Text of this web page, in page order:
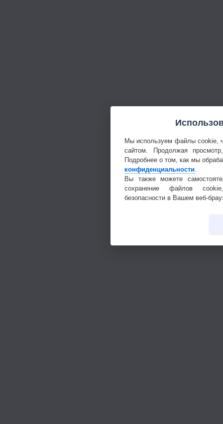
Мы используем файлы cookie,
сайтом. Продолжая
Подробнее о том, как мы
конфиденциальности
Вы также можете
сохранение файлов
безопасности в Вашем веб-